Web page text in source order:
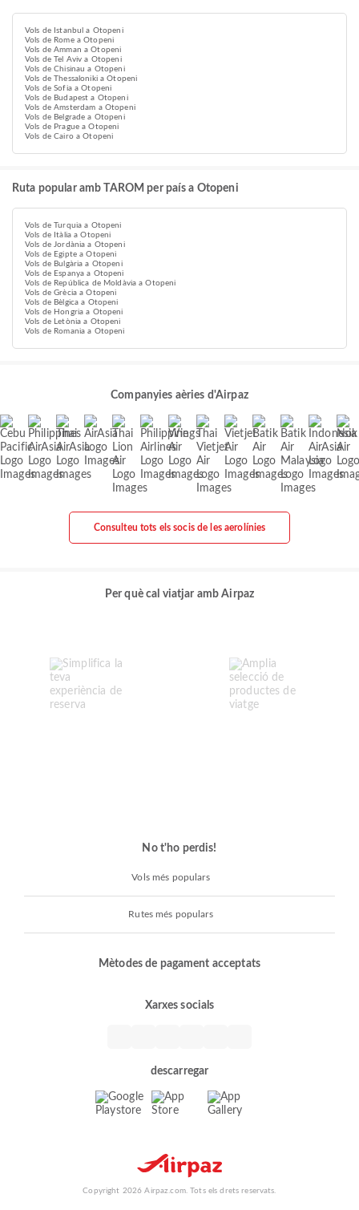
Vols de Istanbul a Otopeni
Vols de Rome a Otopeni
Vols de Amman a Otopeni
Vols de Tel Aviv a Otopeni
Vols de Chisinau a Otopeni
Vols de Thessaloniki a Otopeni
Vols de Sofia a Otopeni
Vols de Budapest a Otopeni
Vols de Amsterdam a Otopeni
Vols de Belgrade a Otopeni
Vols de Prague a Otopeni
Vols de Cairo a Otopeni
Ruta popular amb TAROM per país a Otopeni
Vols de Turquia a Otopeni
Vols de Itàlia a Otopeni
Vols de Jordània a Otopeni
Vols de Egipte a Otopeni
Vols de Bulgària a Otopeni
Vols de Espanya a Otopeni
Vols de República de Moldàvia a Otopeni
Vols de Grècia a Otopeni
Vols de Bèlgica a Otopeni
Vols de Hongria a Otopeni
Vols de Letònia a Otopeni
Vols de Romania a Otopeni
Companyies aèries d'Airpaz
Consulteu tots els socis de les aerolínies
Per què cal viatjar amb Airpaz
No t'ho perdis!
Vols més populars
Rutes més populars
Mètodes de pagament acceptats
Xarxes socials
descarregar
Copyright 2026 Airpaz.com. Tots els drets reservats.